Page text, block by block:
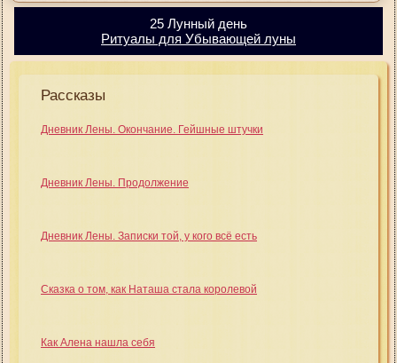
25 Лунный день
Ритуалы для Убывающей луны
Рассказы
Дневник Лены. Окончание. Гейшные штучки
Дневник Лены. Продолжение
Дневник Лены. Записки той, у кого всё есть
Сказка о том, как Наташа стала королевой
Как Алена нашла себя